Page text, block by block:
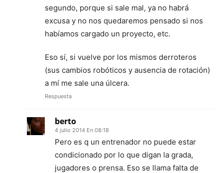
segundo, porque si sale mal, ya no habrá
excusa y no nos quedaremos pensado si nos
habíamos cargado un proyecto, etc.
Eso sí, si vuelve por los mismos derroteros
(sus cambios robóticos y ausencia de rotación)
a mí me sale una úlcera.
Respuesta
berto
4 julio 2014 En 08:18
Pero es q un entrenador no puede estar
condicionado por lo que digan la grada,
jugadores o prensa. Eso se llama falta de